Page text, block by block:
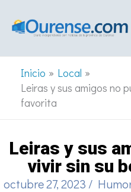
Inicio
Local
Leiras y sus amigos no
favorita
Leiras y sus
vivir sin su
octubre 27, 2023 /